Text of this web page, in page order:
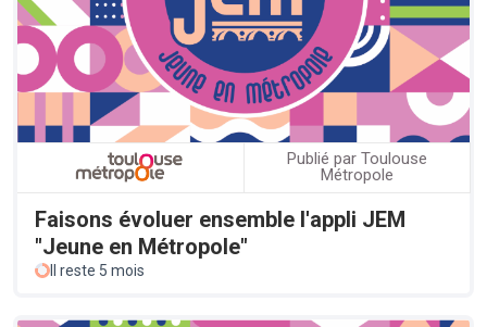
Publié par Toulouse
Métropole
Faisons évoluer ensemble l'appli JEM
"Jeune en Métropole"
Il reste 5 mois